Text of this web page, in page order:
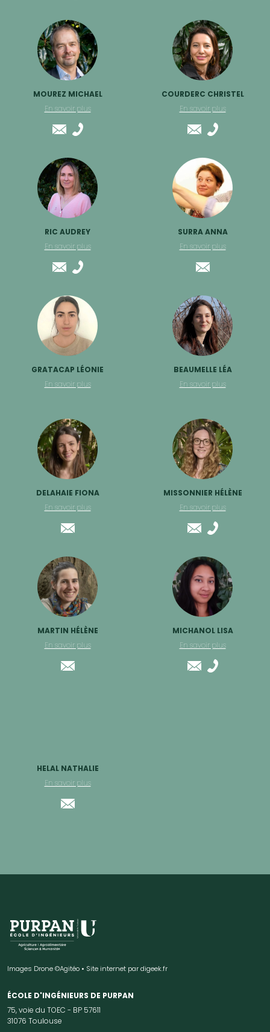
MOUREZ MICHAEL
En savoir plus
COURDERC CHRISTEL
En savoir plus
RIC AUDREY
En savoir plus
SURRA ANNA
En savoir plus
GRATACAP LÉONIE
En savoir plus
BEAUMELLE LÉA
En savoir plus
DELAHAIE FIONA
En savoir plus
MISSONNIER HÉLÈNE
En savoir plus
MARTIN HÉLÈNE
En savoir plus
MICHANOL LISA
En savoir plus
HELAL NATHALIE
En savoir plus
Images Drone ©Agitéo • Site internet pardigeek.fr
ÉCOLE D'INGÉNIEURS DE PURPAN
75, voie du TOEC - BP 57611
31076 Toulouse